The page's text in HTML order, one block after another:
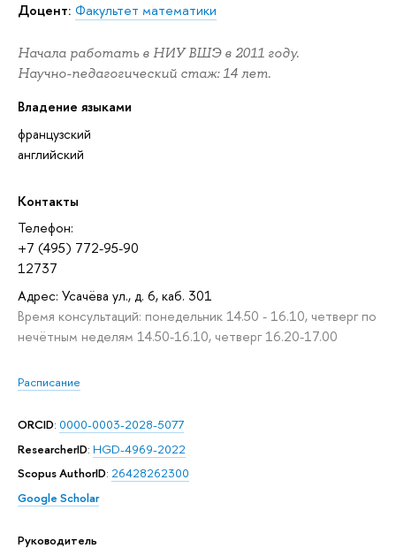
Доцент: Факультет математики
Начала работать в НИУ ВШЭ в 2011 году.
Научно-педагогический стаж: 14 лет.
Владение языками
французский
английский
Контакты
Телефон:
+7 (495) 772-95-90
12737
Адрес: Усачёва ул., д. 6, каб. 301
Время консультаций: понедельник 14.50 - 16.10, четверг по
нечётным неделям 14.50-16.10, четверг 16.20-17.00
Расписание
ORCID: 0000-0003-2028-5077
ResearcherID: HGD-4969-2022
Scopus AuthorID: 26428262300
Google Scholar
Руководитель